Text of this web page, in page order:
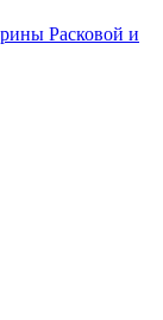
Расковой и